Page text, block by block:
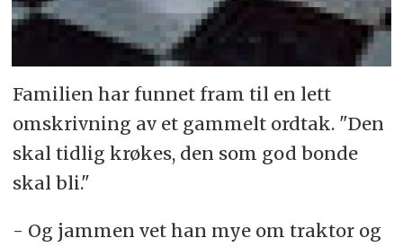
Familien har funnet fram til en lett
omskrivning av et gammelt ordtak. "Den
skal tidlig krøkes, den som god bonde
skal bli."
- Og jammen vet han mye om traktor og